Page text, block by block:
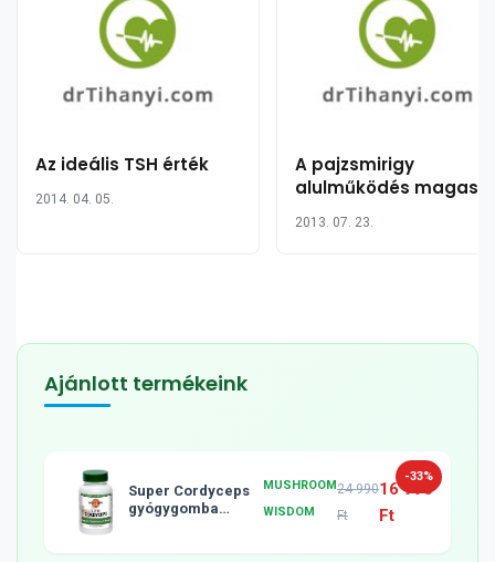
Az ideális TSH érték
2014. 04. 05.
A pajzsmirigy
alulműködés magas
okozhat?
2013. 07. 23.
Ajánlott termékeink
-33%
Super Cordyceps
gyógygomba
MUSHROOM
WISDOM
24 990
Ft
16 990
Ft